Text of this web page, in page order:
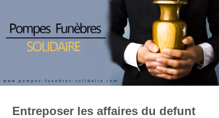
Entreposer les affaires du defunt